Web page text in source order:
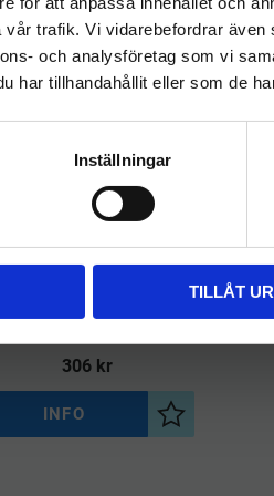
trafik. Vi vidarebefordrar
och analysföretag som vi
har tillhandahållit eller som de
Inställningar
TILLÅT
Golvraka Fast Enkel
Vikan Fast Enkel Blå
306 kr
Lägg till i
INFO
Vill du handla som företag eller
FÖRETAG
Priser visas exkl. moms